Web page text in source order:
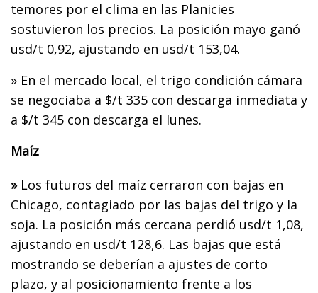
temores por el clima en las Planicies
sostuvieron los precios. La posición mayo ganó
usd/t 0,92, ajustando en usd/t 153,04.
» En el mercado local, el trigo condición cámara
se negociaba a $/t 335 con descarga inmediata y
a $/t 345 con descarga el lunes.
Maíz
» Los futuros del maíz cerraron con bajas en
Chicago, contagiado por las bajas del trigo y la
soja. La posición más cercana perdió usd/t 1,08,
ajustando en usd/t 128,6. Las bajas que está
mostrando se deberían a ajustes de corto
plazo, y al posicionamiento frente a los